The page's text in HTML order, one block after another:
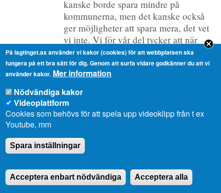
kanske borde spara mindre på
kommunerna, men det kanske också
ger möjligheter att spara mera, det vet
vi inte. Vi för vår del tycker att när
man väger in hur mycket vi ska spara
på kommunsidan då ska vi kunna se
helheten och jämföra också med de
andra så att vi får en rättvisa när vi gör
bedömningen. Det kan vi omöjligen
göra nu, åtminstone inte vi som är i
opposition.
både under utskottsbehandlingen och
efter utskottsbehandlingen, som gör att
jag måste ställa frågan här till
finansministern och jag är glad att han
På lagtinget.ax använder vi kakor (cookies) för att webbplatsen ska
fungera på ett bra sätt för dig. Genom att surfa vidare godkänner du att vi
använder kakor. Mer information
Nödvändiga kakor
Videoplattform
Cookies som behövs för att spela upp videoklipp från t ex
Youtube, mm
Spara inställningar
Acceptera enbart nödvändiga Acceptera alla